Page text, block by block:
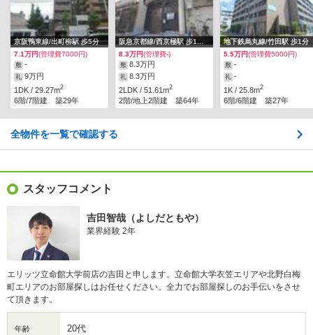
京阪鴨東線/出町柳駅 歩5分
7.1万円(管理費7000円)
敷 -
礼 9万円
1DK / 29.27m2
6階/7階建 築29年
阪急京都線/西京極駅 歩10分
8.3万円(管理費-)
敷 8.3万円
礼 8.3万円
2LDK / 51.61m2
2階/地上2階建 築64年
地下鉄烏丸線/竹田駅 歩1分
5.5万円(管理費5000円)
敷 -
礼 -
1K / 25.8m2
6階/6階建 築27年
全物件を一覧で確認する
スタッフコメント
吉田智哉（よしだともや）
業界経験 2年
エリッツ立命館大学前店の吉田と申します。立命館大学衣笠エリアや北野白梅
町エリアのお部屋探しはお任せください。全力でお部屋探しのお手伝いをさせ
て頂きます。
年齢 20代